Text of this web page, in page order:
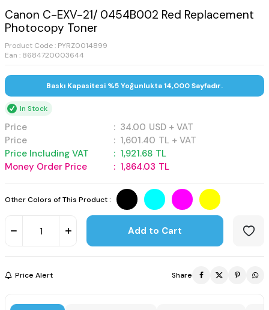
Canon C-EXV-21/ 0454B002 Red Replacement
Photocopy Toner
Product Code : PYRZ0014899
Ean : 8684720003644
Baskı Kapasitesi %5 Yoğunlukta 14,000 Sayfadır.
In Stock
Price : 34.00 USD + VAT
Price
: 1,601.40 TL + VAT
Price Including VAT
: 1,921.68 TL
Money Order Price
: 1,864.03 TL
Other Colors of This Product :
Add to Cart
Price Alert Share